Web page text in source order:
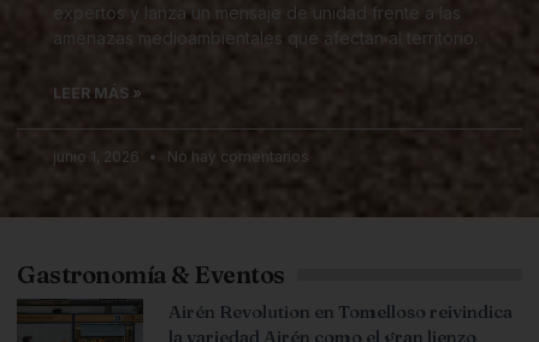
expertos y lanza un mensaje de unidad frente a las
amenazas medioambientales que afectan al territorio.
LEER MÁS »
junio 1, 2026 No hay comentarios
Gastronomía & Eventos
Airén Revolution en Tomelloso reivindica
la variedad Airén como el gran lienzo